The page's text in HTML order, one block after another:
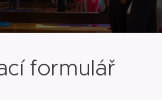
formulář